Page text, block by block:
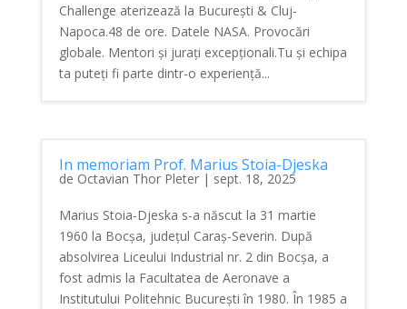
Challenge aterizează la București & Cluj-
Napoca.48 de ore. Datele NASA. Provocări
globale. Mentori și jurați excepționali.Tu și echipa
ta puteți fi parte dintr-o experiență...
In memoriam Prof. Marius Stoia-Djeska
de Octavian Thor Pleter| sept. 18, 2025
Marius Stoia-Djeska s-a născut la 31 martie
1960 la Bocșa, județul Caraș-Severin. După
absolvirea Liceului Industrial nr. 2 din Bocșa, a
fost admis la Facultatea de Aeronave a
Institutului Politehnic București în 1980. În 1985 a